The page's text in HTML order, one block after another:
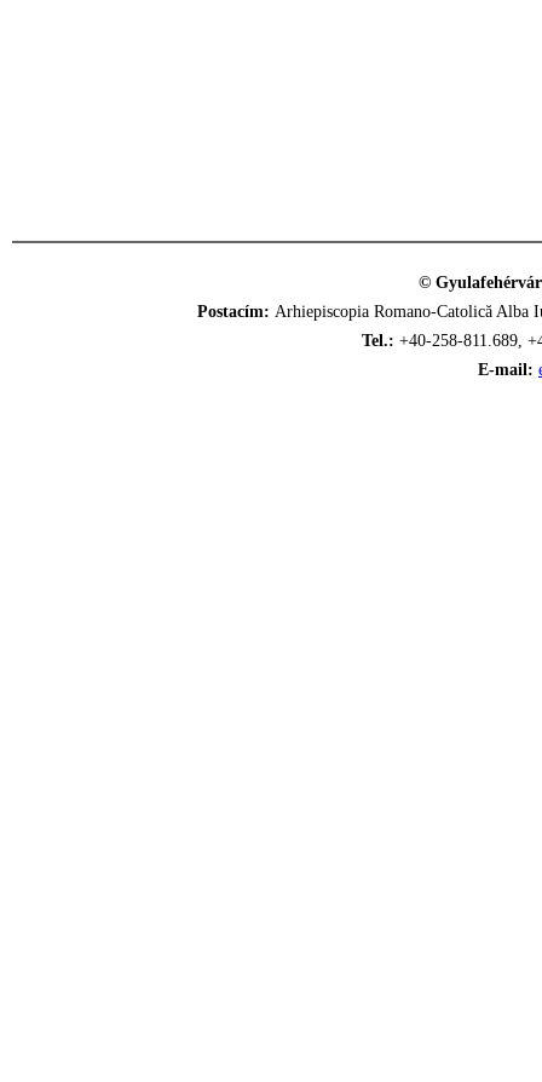
©
Postacím: Arhiepiscopia Romano-Catolică
Tel.: +40-258-811.689,
E-mail: